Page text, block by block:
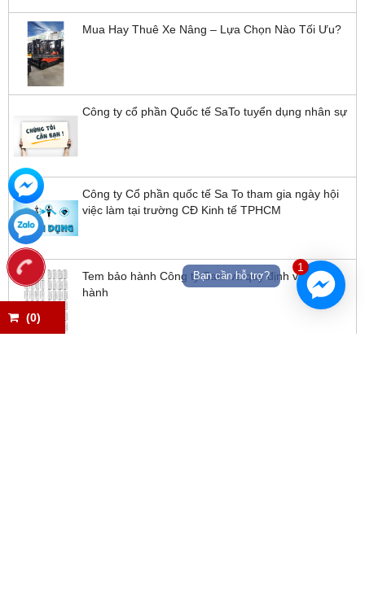
Mua Hay Thuê Xe Nâng – Lựa Chọn Nào Tối Ưu?
Công ty cổ phần Quốc tế SaTo tuyển dụng nhân sự
Công ty Cổ phần quốc tế Sa To tham gia ngày hội
việc làm tại trường CĐ Kinh tế TPHCM
Tem bảo hành Công ty Sato và quy định về bảo
hành
(0)
1
Bạn cần hỗ trợ?